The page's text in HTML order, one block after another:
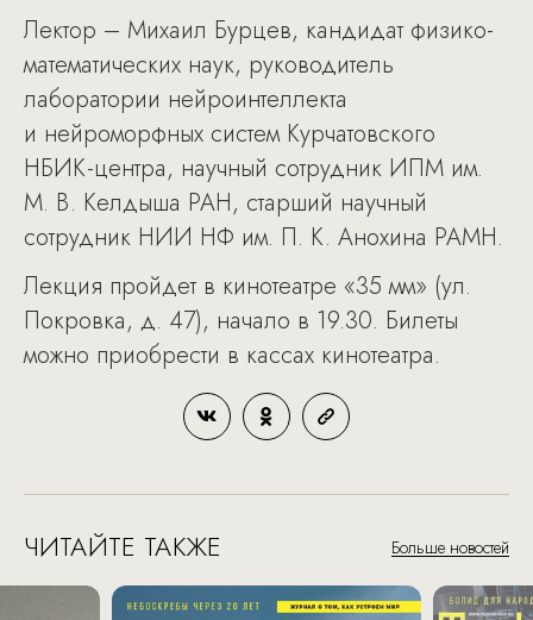
Лектор – Михаил Бурцев, кандидат физико-
математических наук, руководитель
лаборатории нейроинтеллекта
и нейроморфных систем Курчатовского
НБИК-центра, научный сотрудник ИПМ им.
М. В. Келдыша РАН, старший научный
сотрудник НИИ НФ им. П. К. Анохина РАМН.
Лекция пройдет в кинотеатре «35 мм» (ул.
Покровка, д. 47), начало в 19.30. Билеты
можно приобрести в кассах кинотеатра.
ЧИТАЙТЕ ТАКЖЕ Больше новостей